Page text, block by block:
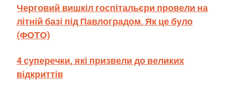
Черговий вишкіл госпітальєри провели на
літній базі під Павлоградом. Як це було
(ФОТО)
4 суперечки, які призвели до великих
відкриттів